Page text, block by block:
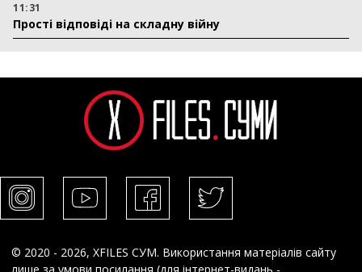
11:31
Прості відповіді на складну війну
© 2020 - 2026, XFILES СУМ. Використання матеріалів сайту